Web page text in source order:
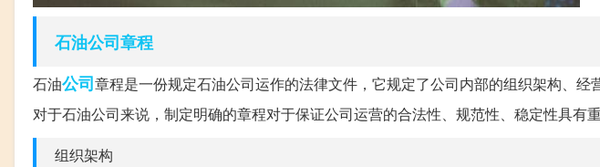
石油公司章程
石油公司章程是一份规定石油公司运作的法律文件，它规定了公司内部的组织架构、经
对于石油公司来说，制定明确的章程对于保证公司运营的合法性、规范性、稳定性具有重
组织架构